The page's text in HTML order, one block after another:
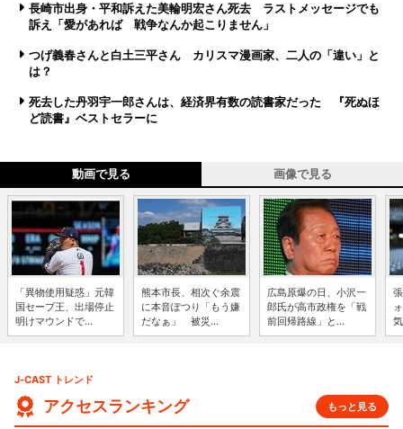
長崎市出身・平和訴えた美輪明宏さん死去 ラストメッセージでも
訴え「愛があれば 戦争なんか起こりません」
つげ義春さんと白土三平さん カリスマ漫画家、二人の「違い」と
は？
死去した丹羽宇一郎さんは、経済界有数の読書家だった 『死ぬほ
ど読書』ベストセラーに
動画で見る 画像で見る
「異物使用疑惑」元韓
国セーブ王、出場停止
明けマウンドで...
熊本市長、相次ぐ余震
に本音ぽつり「もう嫌
だなぁ」 被災...
広島原爆の日、小沢一
郎氏が高市政権を「戦
前回帰路線」と...
J-CAST トレンド
アクセスランキング もっと見る